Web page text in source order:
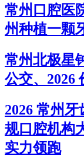
常州口腔医
州种植一颗
常州北极星
公交、2026
2026 常州
规口腔机构
实力领跑